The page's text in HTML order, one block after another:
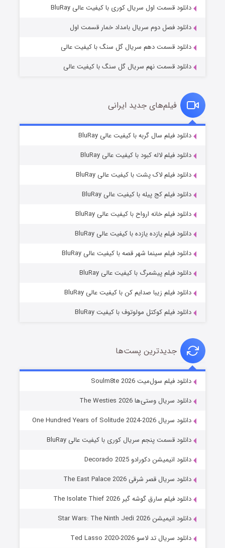
قسمت2 (زیرنویس) منتشر شد
قسمت7 (زیرنویس) منتشر شد
خاندان اژدها فصل ۳
جادوگری در مغولستان
قسمت 14 (زیرنویس) منتشر شد
دانلود قسمت اول سریال کوری با کیفیت عالی BluRay
دانلود فصل دوم سریال بامداد خمار قسمت اول
دانلود قسمت دهم سریال گل سنگ با کیفیت عالی
دانلود قسمت نهم سریال گل سنگ با کیفیت عالی
فیلم‌های جدید ایرانی
دانلود فیلم سال گربه با کیفیت عالی BluRay
دانلود فیلم لاله کبود با کیفیت عالی BluRay
دانلود فیلم لاک پشت با کیفیت عالی BluRay
دانلود فیلم کج‌ پیله با کیفیت عالی BluRay
دانلود فیلم خانه ارواح با کیفیت عالی BluRay
دانلود فیلم یازده یازده با کیفیت عالی BluRay
دانلود فیلم سینما شهر قصه با کیفیت عالی BluRay
دانلود فیلم پیشمرگ با کیفیت عالی BluRay
دانلود فیلم زیبا صدایم کن با کیفیت عالی BluRay
دانلود فیلم کوکتل مولوتوف با کیفیت BluRay
جدیدترین پست‌ها
دانلود فیلم سول‌میت Soulm8te 2026
دانلود سریال وستی‌ها The Westies 2026
دانلود سریال One Hundred Years of Solitude 2024-2026
دانلود قسمت پنجم سریال کوری با کیفیت عالی BluRay
دانلود انیمیشن دکورادو Decorado 2025
دانلود سریال قصر شرقی The East Palace 2026
دانلود فیلم سارق گوشه گیر The Isolate Thief 2026
دانلود انیمیشن Star Wars: The Ninth Jedi 2026
دانلود سریال تد لاسو Ted Lasso 2020-2026